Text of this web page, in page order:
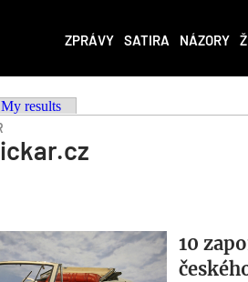
ZPRÁVY SATIRA NÁZORY
záložka)
My results
10